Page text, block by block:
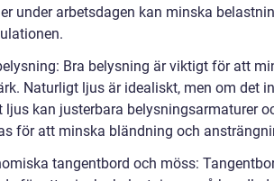
under arbetsdagen kan minska
Bra belysning är viktigt för att
Naturligt ljus är idealiskt, men om det
ljus kan justerbara belysningsarmaturer
för att minska bländning och
tangentbord och möss: